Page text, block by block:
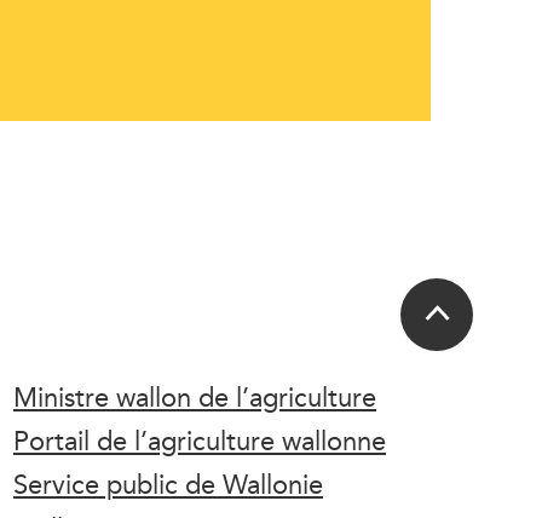
Ministre wallon de l’agriculture
Portail de l’agriculture wallonne
Service public de Wallonie